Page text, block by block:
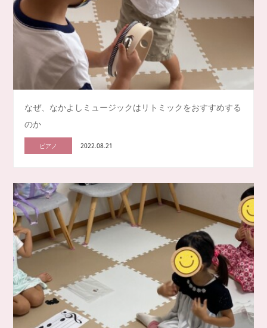
なぜ、なかよしミュージックはリトミックをおすすめする
のか
ピアノ 2022.08.21